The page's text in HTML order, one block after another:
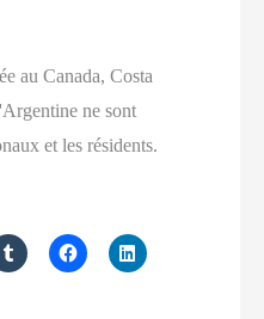
au Canada, Costa
ne sont
et les résidents.